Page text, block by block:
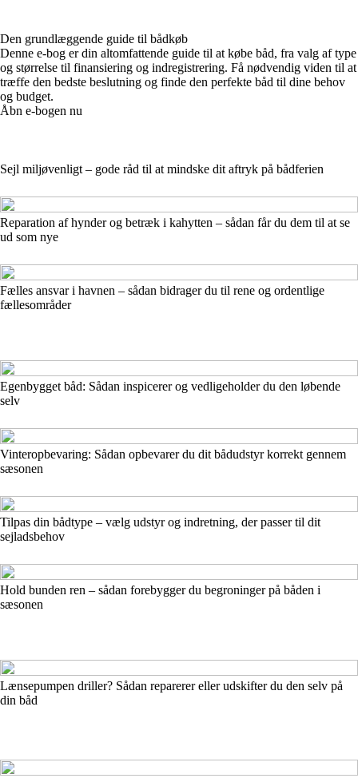
Den grundlæggende guide til bådkøb
Denne e-bog er din altomfattende guide til at købe båd, fra valg af type
og størrelse til finansiering og indregistrering. Få nødvendig viden til at
træffe den bedste beslutning og finde den perfekte båd til dine behov
og budget.
Åbn e-bogen nu
Sejl miljøvenligt – gode råd til at mindske dit aftryk på bådferien
Reparation af hynder og betræk i kahytten – sådan får du dem til at se
ud som nye
Fælles ansvar i havnen – sådan bidrager du til rene og ordentlige
fællesområder
Egenbygget båd: Sådan inspicerer og vedligeholder du den løbende
selv
Vinteropbevaring: Sådan opbevarer du dit bådudstyr korrekt gennem
sæsonen
Tilpas din bådtype – vælg udstyr og indretning, der passer til dit
sejladsbehov
Hold bunden ren – sådan forebygger du begroninger på båden i
sæsonen
Lænsepumpen driller? Sådan reparerer eller udskifter du den selv på
din båd